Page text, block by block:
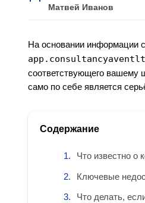
Матвей Иванов
На основании информации
соответствующего вашему
само по себе является
Содержание
Что известно о
Ключевые
Что делать,